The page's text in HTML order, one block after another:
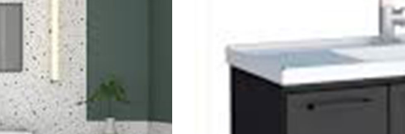
em ABS com acabamento metalizado.